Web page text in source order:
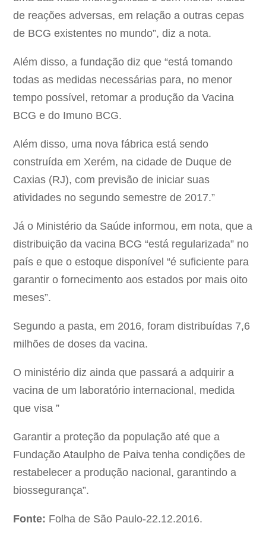
de reações adversas, em relação a outras cepas
de BCG existentes no mundo”, diz a nota.
Além disso, a fundação diz que “está tomando
todas as medidas necessárias para, no menor
tempo possível, retomar a produção da Vacina
BCG e do Imuno BCG.
Além disso, uma nova fábrica está sendo
construída em Xerém, na cidade de Duque de
Caxias (RJ), com previsão de iniciar suas
atividades no segundo semestre de 2017.”
Já o Ministério da Saúde informou, em nota, que a
distribuição da vacina BCG “está regularizada” no
país e que o estoque disponível “é suficiente para
garantir o fornecimento aos estados por mais oito
meses”.
Segundo a pasta, em 2016, foram distribuídas 7,6
milhões de doses da vacina.
O ministério diz ainda que passará a adquirir a
vacina de um laboratório internacional, medida
que visa ”
Garantir a proteção da população até que a
Fundação Ataulpho de Paiva tenha condições de
restabelecer a produção nacional, garantindo a
biossegurança”.
Fonte: Folha de São Paulo-22.12.2016.